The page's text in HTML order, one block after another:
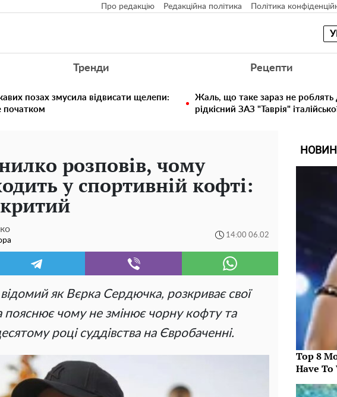
Про редакцію Редакційна політика Політика
Тренди Рецепти
позах змусила відвисати щелепи:
початком
Жаль, що таке зараз не роблять
рідкісний ЗАЗ "Таврія"
розповів, чому
у спортивній кофті:
14:00 06.02
як Вєрка Сердючка, розкриває свої
пояснює чому не змінює чорну кофту та
році суддівства на Євробаченні.
Top 8
Have